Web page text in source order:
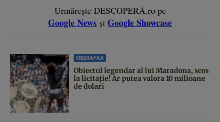
Urmărește DESCOPERĂ.ro pe
Google News și Google Showcase
MEDIAFAX
Obiectul legendar al lui Maradona, scos
la licitație! Ar putea valora 10 milioane
de dolari